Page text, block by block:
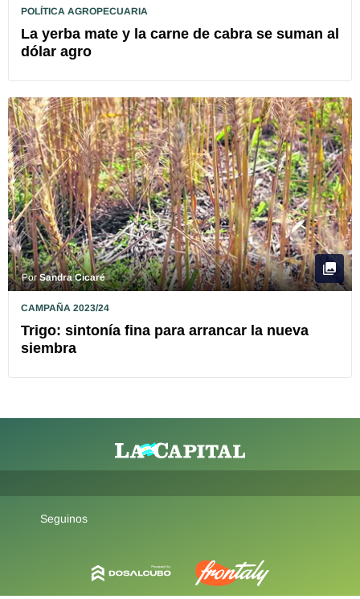
POLÍTICA AGROPECUARIA
La yerba mate y la carne de cabra se suman al
dólar agro
PorSandra Cicaré
CAMPAÑA 2023/24
Trigo: sintonía fina para arrancar la nueva
siembra
Seguinos